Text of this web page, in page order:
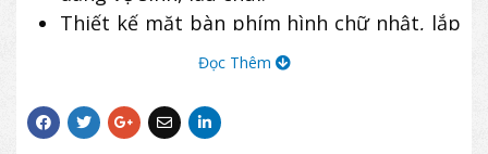
Thiết kế mặt bàn phím hình chữ nhật, lắp
vào mặt bàn gỗ, sử dụng cơ cấu ray bi.
thường được sử dụng kết hợp với bàn làm
việc, bàn máy tính.
Đọc Thêm